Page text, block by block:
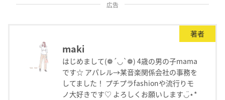
広告
著者
maki
はじめまして(❁´◡`❁) 4歳の男の子mama
です☆ アパレル→某音楽関係会社の事務を
してました！ プチプラfashionや流行りモ
ノ大好きです♡ よろしくお願いします◡̈⋆*